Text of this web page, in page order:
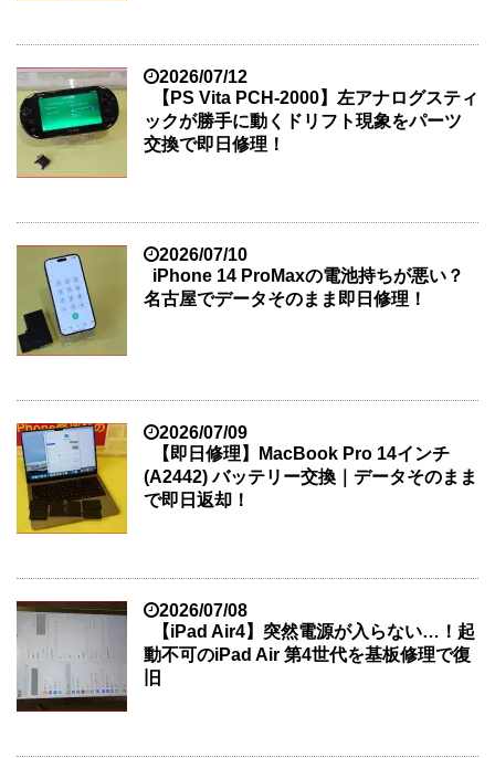
2026/07/12
【PS Vita PCH-2000】左アナログスティ
ックが勝手に動くドリフト現象をパーツ
交換で即日修理！
2026/07/10
iPhone 14 ProMaxの電池持ちが悪い？
名古屋でデータそのまま即日修理！
2026/07/09
【即日修理】MacBook Pro 14インチ
(A2442) バッテリー交換｜データそのまま
で即日返却！
2026/07/08
【iPad Air4】突然電源が入らない…！起
動不可のiPad Air 第4世代を基板修理で復
旧